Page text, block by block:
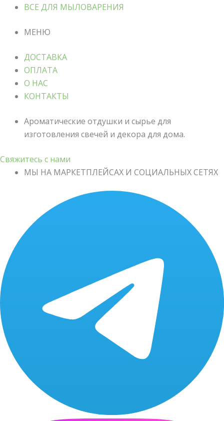
ВСЕ ДЛЯ МЫЛОВАРЕНИЯ
МЕНЮ
ДОСТАВКА
ОПЛАТА
О НАС
КОНТАКТЫ
Ароматические отдушки и сырье для
изготовления свечей и декора для дома.
Свяжитесь с нами
МЫ НА МАРКЕТПЛЕЙСАХ И СОЦИАЛЬНЫХ СЕТЯХ